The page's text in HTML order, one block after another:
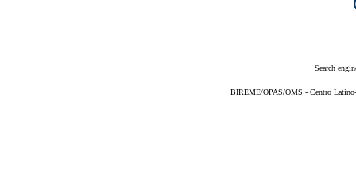
Search
BIREME/OPAS/OMS - Centro Latino-